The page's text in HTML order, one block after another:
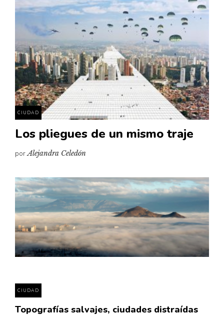
CIUDAD
Los pliegues de un mismo traje
porAlejandra Celedón
CIUDAD
Topografías salvajes, ciudades distraídas